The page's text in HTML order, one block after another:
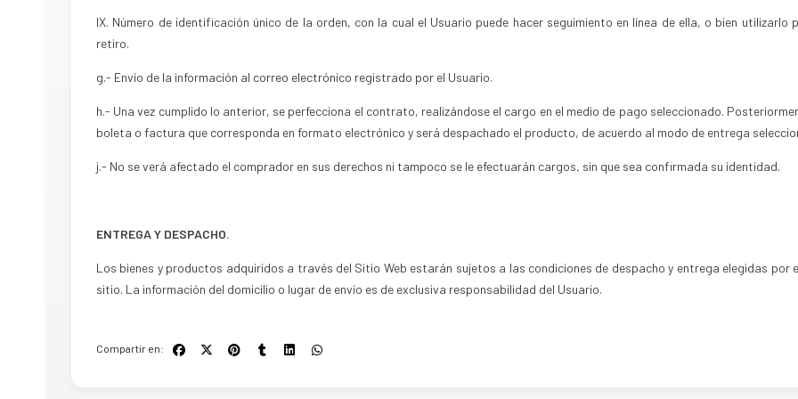
IX. Número de identificación único de la orden, con la cual el Usuario puede hacer seguimiento en línea de ella, o bien
retiro.
g.- Envío de la información al correo electrónico registrado por el Usuario.
h.- Una vez cumplido lo anterior, se perfecciona el contrato, realizándose el cargo en el medio de pago seleccionado.
boleta o factura que corresponda en formato electrónico y será despachado el producto, de acuerdo al modo de entrega
j.- No se verá afectado el comprador en sus derechos ni tampoco se le efectuarán cargos, sin que sea confirmada su identidad.
ENTREGA Y DESPACHO.
Los bienes y productos adquiridos a través del Sitio Web estarán sujetos a las condiciones de despacho y entrega elegidas por
sitio. La información del domicilio o lugar de envío es de exclusiva responsabilidad del Usuario.
Compartir en: